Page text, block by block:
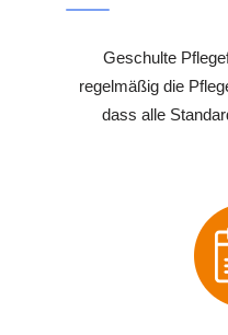
Geschulte
regelmäßig die
dass alle